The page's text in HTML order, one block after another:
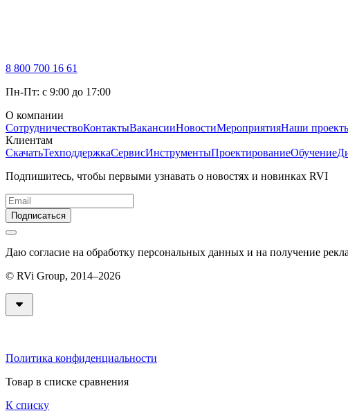
8 800 700 16 61
Пн-Пт: с 9:00 до 17:00
О компании
СотрудничествоКонтактыВакансииНовостиМероприятияНаши
Клиентам
СкачатьТехподдержкаСервисИнструментыПроектированиеОбучение
Подпишитесь, чтобы первыми узнавать о новостях и новинках RVI
Подписаться
Даю согласие на обработку персональных данных и на получение
© RVi Group, 2014–2026
Политика конфиденциальности
Товар в списке сравнения
К списку